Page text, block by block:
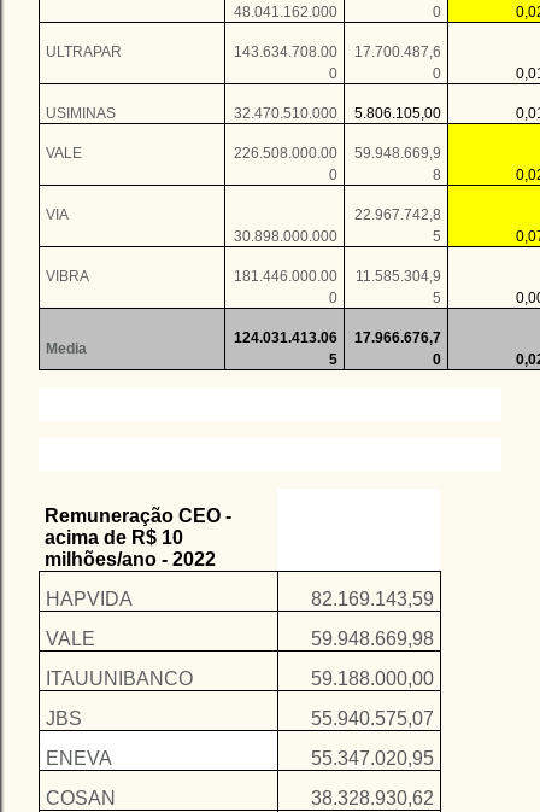
48.041.162.000
0
ULTRAPAR
143.634.708.00
0
17.700.487,6
0
USIMINAS 32.470.510.000 5.806.105,00
VALE
226.508.000.00
0
59.948.669,9
8
VIA
30.898.000.000
22.967.742,8
5
VIBRA
181.446.000.00
0
11.585.304,9
5
Media
124.031.413.06
5
17.966.676,7
0
Remuneração CEO -
acima de R$ 10
milhões/ano - 2022
HAPVIDA
82.169.143,59
VALE
59.948.669,98
ITAUUNIBANCO
59.188.000,00
JBS
55.940.575,07
ENEVA
55.347.020,95
COSAN
38.328.930,62